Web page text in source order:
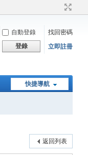
自動登錄
找回密碼
登錄 立即註冊
快捷導航
返回列表